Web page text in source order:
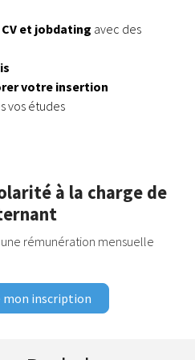
et jobdating avec des
votre insertion
vos études
à la charge de
rémunération mensuelle
mon inscription